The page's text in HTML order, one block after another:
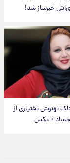
خبرساز شد!
بهنوش بختیاری از
+ عکس